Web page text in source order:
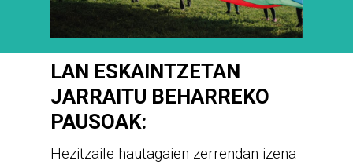
LAN ESKAINTZETAN
JARRAITU BEHARREKO
PAUSOAK:
Hezitzaile hautagaien zerrendan izena